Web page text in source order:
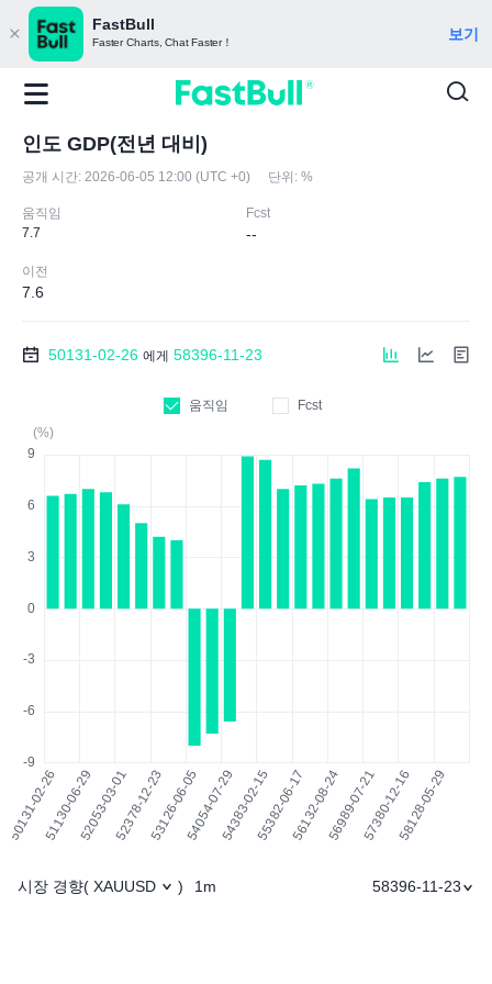
FastBull
Faster Charts, Chat Faster！ 보기
인도 GDP(전년 대비)
공개 시간: 2026-06-05 12:00 (UTC +0) 단위: %
움직임
7.7
Fcst
--
이전
7.6
50131-02-26 에게 58396-11-23
움직임
Fcst
(%)
시장 경향( XAUUSD ) 1m 58396-11-23